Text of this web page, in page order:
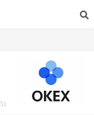
5)